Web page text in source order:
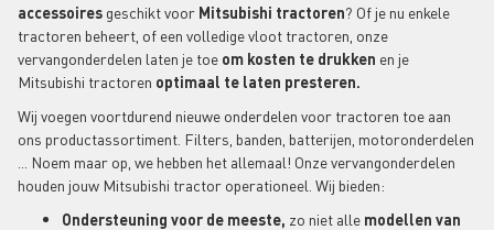
accessoires geschikt voor Mitsubishi tractoren? Of je nu enkele
tractoren beheert, of een volledige vloot tractoren, onze
vervangonderdelen laten je toe om kosten te drukken en je
Mitsubishi tractoren optimaal te laten presteren.
Wij voegen voortdurend nieuwe onderdelen voor tractoren toe aan
ons productassortiment. Filters, banden, batterijen, motoronderdelen
... Noem maar op, we hebben het allemaal! Onze vervangonderdelen
houden jouw Mitsubishi tractor operationeel. Wij bieden:
Ondersteuning voor de meeste, zo niet alle modellen van